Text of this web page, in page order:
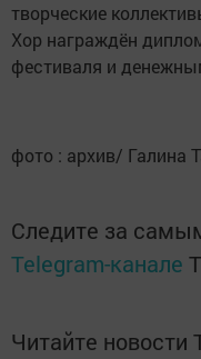
творческие
Хор награждён
фестиваля и
фото : архив/ Галина
Следите за
Telegram-канале
Читайте новости